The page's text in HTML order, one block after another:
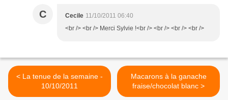
C Cecile 11/10/2011 06:40
<br /> <br /> Merci Sylvie !<br /> <br /> <br /> <br />
< La tenue de la semaine -
10/10/2011
Macarons à la ganache
fraise/chocolat blanc >